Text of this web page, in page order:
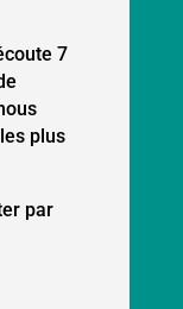
7
plus
par